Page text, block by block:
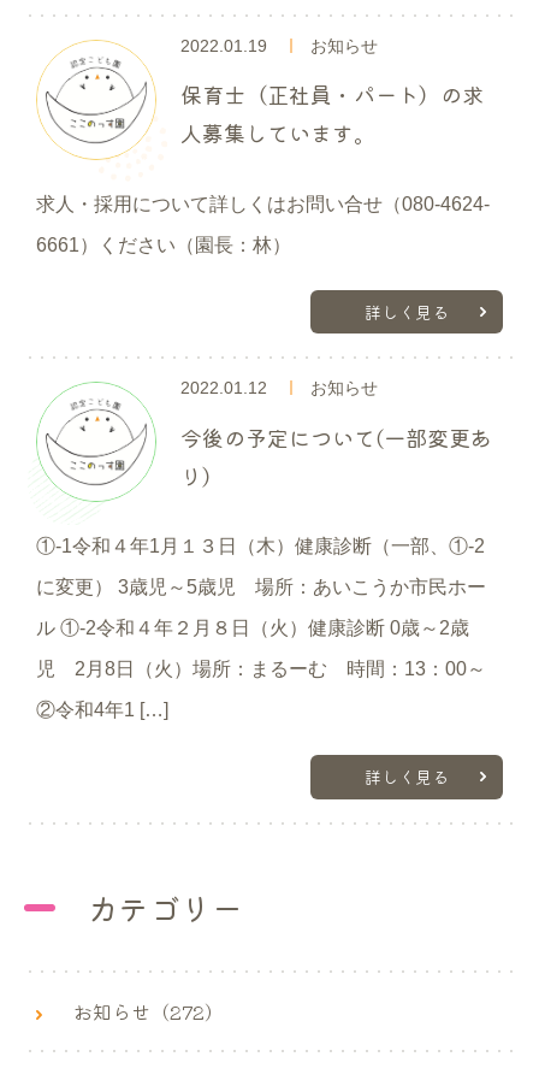
2022.01.19 お知らせ
保育士（正社員・パート）の求
人募集しています。
求人・採用について詳しくはお問い合せ（080-4624-
6661）ください（園長：林）
詳しく見る
2022.01.12 お知らせ
今後の予定について(一部変更あ
り）
①-1令和４年1月１３日（木）健康診断（一部、①-2
に変更） 3歳児～5歳児 場所：あいこうか市民ホー
ル ①-2令和４年２月８日（火）健康診断 0歳～2歳
児 2月8日（火）場所：まるーむ 時間：13：00～
②令和4年1 […]
詳しく見る
カテゴリー
お知らせ（272）